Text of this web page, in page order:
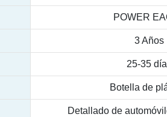
POWER
3 Años
25-35
Botella de
Detallado de